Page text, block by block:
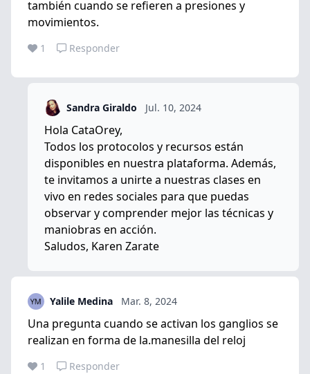
también cuando se refieren a presiones y
movimientos.
1 Responder
Sandra Giraldo Jul. 10, 2024
Hola CataOrey,
Todos los protocolos y recursos están
disponibles en nuestra plataforma. Además,
te invitamos a unirte a nuestras clases en
vivo en redes sociales para que puedas
observar y comprender mejor las técnicas y
maniobras en acción.
Saludos, Karen Zarate
Yalile Medina Mar. 8, 2024
Una pregunta cuando se activan los ganglios se
realizan en forma de la.manesilla del reloj
1 Responder